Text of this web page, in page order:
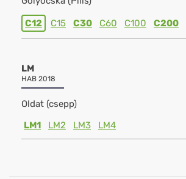
C12 C15 C30 C60 C100 C200
LM
HAB 2018
Oldat (csepp)
LM1
LM2 LM3 LM4